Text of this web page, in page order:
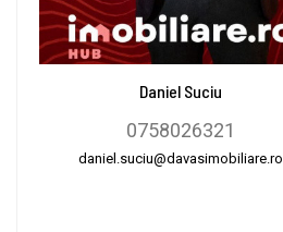
Daniel Suciu
0758026321
daniel.suciu@davasimobiliare.ro